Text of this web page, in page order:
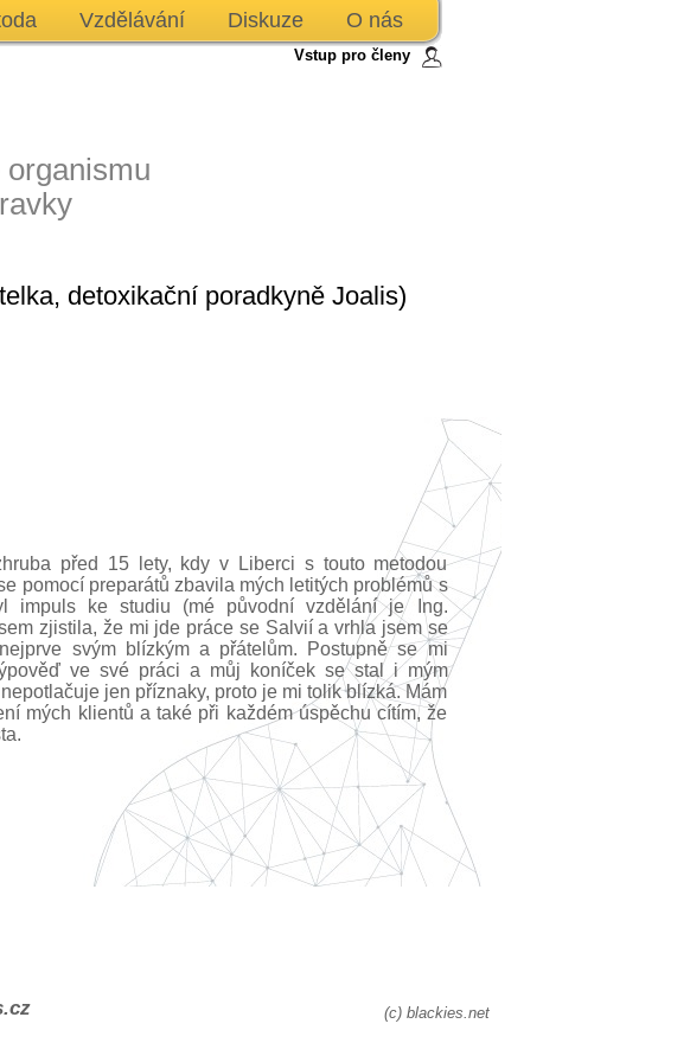
Vzdělávání Diskuze O nás
Vstup pro členy
detoxikační poradkyně Joalis)
před 15 lety, kdy v Liberci s touto metodou
pomocí preparátů zbavila mých letitých problémů s
impuls ke studiu (mé původní vzdělání je Ing.
zjistila, že mi jde práce se Salvií a vrhla jsem se
svým blízkým a přátelům. Postupně se mi
ve své práci a můj koníček se stal i mým
jen příznaky, proto je mi tolik blízká. Mám
mých klientů a také při každém úspěchu cítím, že
(c) blackies.net